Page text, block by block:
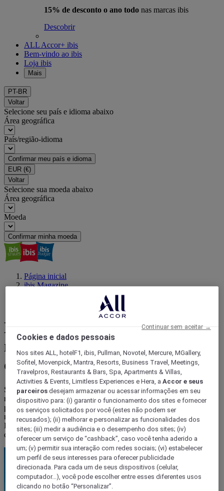
15% de desconto o ano todo nas marcas ibis
Descobrir
ALL Accor+ ibis
Bem-vindo ao ibis
Loja ibis
Mais
PT-BR
Voltar
Selecione seu país e idioma abaixo
Área geográfica
País/região-idioma
Confirmar meu país e idioma
EUR (€)
Voltar
Selecione sua moeda abaixo
Área geográfica
Moeda
Confirmar minha moeda
Página inicial
ibis Magazine
Escalada em Minas Gerais
Escalada em Minas Gerais:
melhores pontos para visitar
com ibis
Se você está começando a explorar o mundo das trilhas, o Brasil
reserva experiências surpreendentes, com paisagens únicas e
percursos acessíveis. De mirantes urbanos a caminhos em meio à
mata, são roteiros perfeitos para uma conexão leve com a natureza.
Descubra os destinos ideais e onde se hospedar para curtir tudo com
conforto.
Cookies e dados pessoais
Nos sites ALL, hotelF1, ibis, Pullman, Novotel, Mercure, MGallery,
Sofitel, Movenpick, Mantra, Resorts, Business Travel, Meetings,
Travelpros, Restaurants & Bars, Spa, Apartments & Villas,
Activities & Events, Limitless Experiences e Hera, aAccor e seus
parceiros desejam armazenar ou acessar informações em seu
dispositivo para: (i) garantir o funcionamento dos sites e fornecer
os serviços solicitados por você (estes não podem ser
recusados); (ii) melhorar e personalizar as funcionalidades dos
sites; (iii) medir a audiência e o desempenho dos sites; (iv)
oferecer um serviço de “cashback”, caso você tenha aderido a
um; (v) permitir sua interação com redes sociais; (vi) estabelecer
um perfil de seus interesses para oferecer publicidade
direcionada. Para cada um de seus dispositivos (celular,
computador...), você pode escolher entre esses diferentes usos
clicando no botão “Personalizar”.
Continuar sem aceitar →